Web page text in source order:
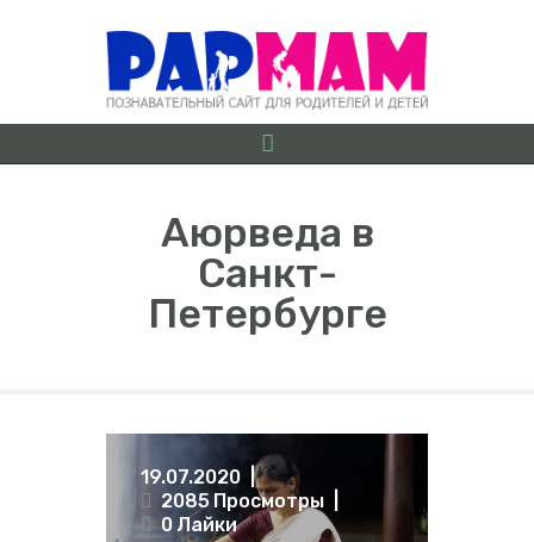
Аюрведа в
Санкт-
Петербурге
О ПРОЕКТЕ
БЕРЕМЕННОСТЬ ОТ
ШКОЛЬНИКИ
ИГРЫ
ЛАЙФХАКИ
19.07.2020
2085 Просмотры
0 Лайки